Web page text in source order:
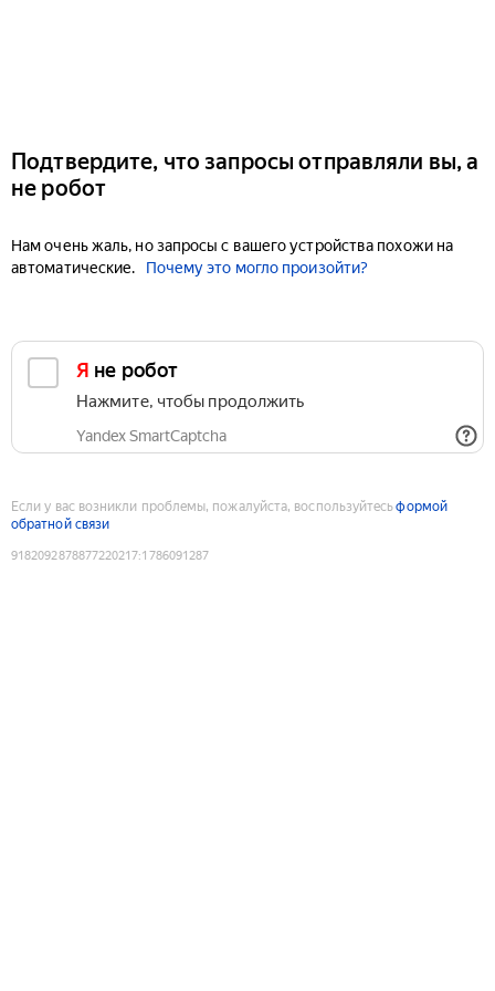
Подтвердите, что запросы отправляли вы, а
не робот
Нам очень жаль, но запросы с вашего устройства похожи на
автоматические.
Почему это могло произойти?
Я не робот
Нажмите, чтобы продолжить
Yandex SmartCaptcha
Если у вас возникли проблемы, пожалуйста, воспользуйтесьформой
обратной связи
9182092878877220217:1786091287